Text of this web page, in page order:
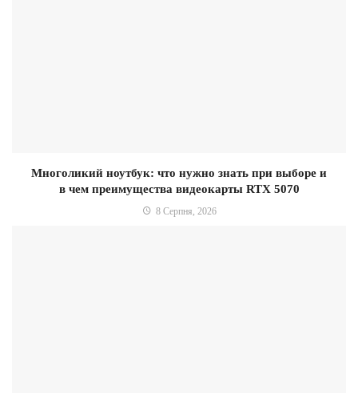
Многоликий ноутбук: что нужно знать при выборе и
в чем преимущества видеокарты RTX 5070
8 Серпня, 2026